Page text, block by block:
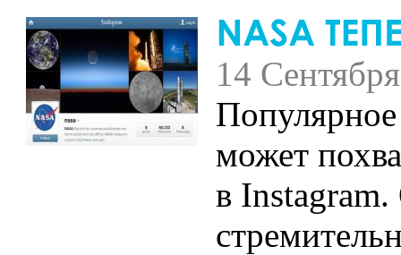
14
может
в